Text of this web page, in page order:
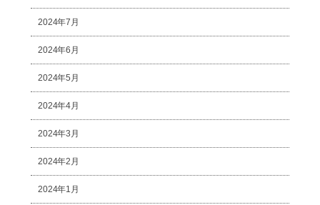
2024年7月
2024年6月
2024年5月
2024年4月
2024年3月
2024年2月
2024年1月